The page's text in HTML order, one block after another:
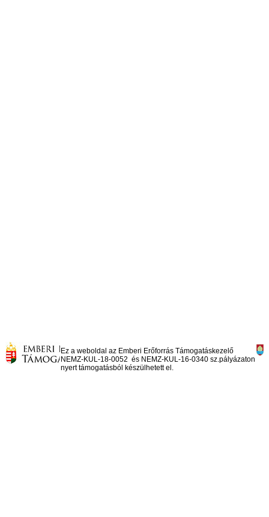
Ez a weboldal az Emberi Erőforrás Támogatáskezelő
NEMZ-KUL-18-0052 és NEMZ-KUL-16-0340 sz.pályázaton
nyert támogatásból készülhetett el.